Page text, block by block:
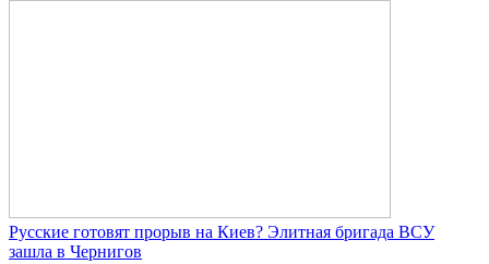
Русские готовят прорыв на Киев? Элитная бригада ВСУ
зашла в Чернигов